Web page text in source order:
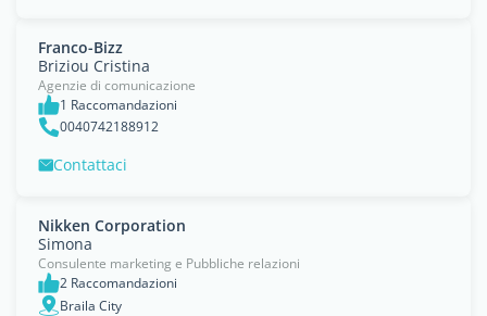
Franco-Bizz
Briziou Cristina
Agenzie di comunicazione
1 Raccomandazioni
0040742188912
Contattaci
Nikken Corporation
Simona
Consulente marketing e Pubbliche relazioni
2 Raccomandazioni
Braila City